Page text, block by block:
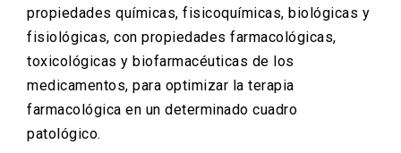
propiedades químicas, fisicoquímicas, biológicas y
fisiológicas, con propiedades farmacológicas,
toxicológicas y biofarmacéuticas de los
medicamentos, para optimizar la terapia
farmacológica en un determinado cuadro
patológico.